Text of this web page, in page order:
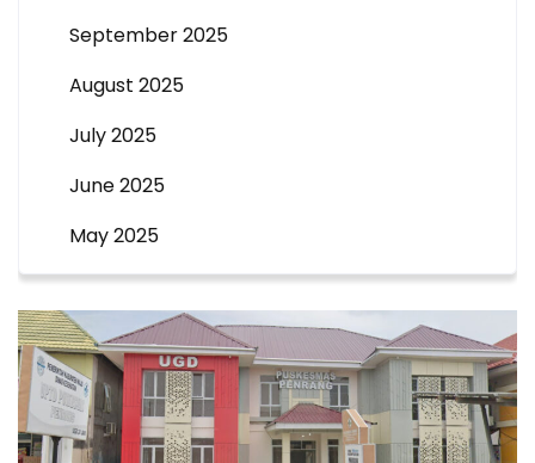
September 2025
August 2025
July 2025
June 2025
May 2025